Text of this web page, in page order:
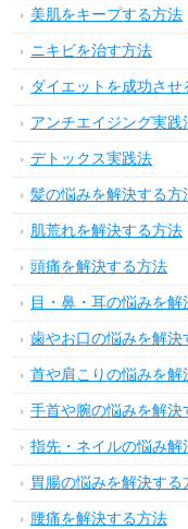
美肌をキープする方法
ニキビを治す方法
ダイエットを成功させ
アンチエイジング実践
デトックス実践法
髪の悩みを解決する方
肌荒れを解決する方法
頭痛を解決する方法
目・鼻・耳の悩みを解
歯やお口の悩みを解決
首や肩こりの悩みを解
手首や腕の悩みを解決
指先・ネイルの悩み解
胃腸の悩みを解決する
腰痛を解決する方法